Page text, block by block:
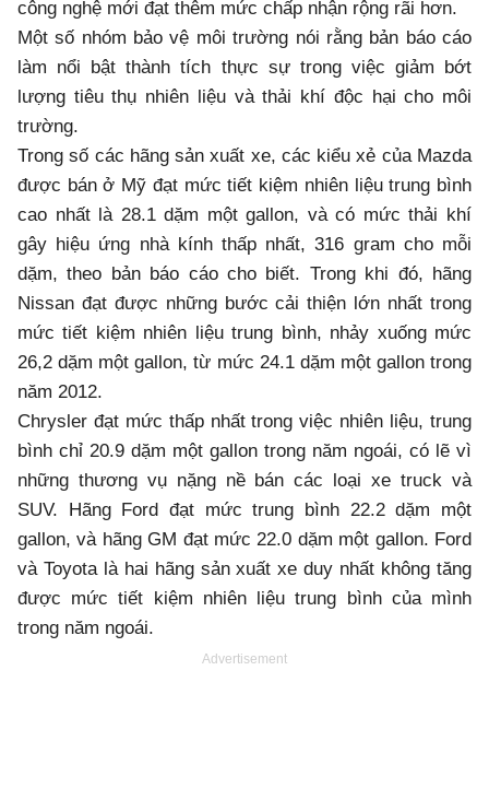
công nghệ mới đạt thêm mức chấp nhận rộng rãi hơn.
Một số nhóm bảo vệ môi trường nói rằng bản báo cáo
làm nổi bật thành tích thực sự trong việc giảm bớt
lượng tiêu thụ nhiên liệu và thải khí độc hại cho môi
trường.
Trong số các hãng sản xuất xe, các kiểu xẻ của Mazda
được bán ở Mỹ đạt mức tiết kiệm nhiên liệu trung bình
cao nhất là 28.1 dặm một gallon, và có mức thải khí
gây hiệu ứng nhà kính thấp nhất, 316 gram cho mỗi
dặm, theo bản báo cáo cho biết. Trong khi đó, hãng
Nissan đạt được những bước cải thiện lớn nhất trong
mức tiết kiệm nhiên liệu trung bình, nhảy xuống mức
26,2 dặm một gallon, từ mức 24.1 dặm một gallon trong
năm 2012.
Chrysler đạt mức thấp nhất trong việc nhiên liệu, trung
bình chỉ 20.9 dặm một gallon trong năm ngoái, có lẽ vì
những thương vụ nặng nề bán các loại xe truck và
SUV. Hãng Ford đạt mức trung bình 22.2 dặm một
gallon, và hãng GM đạt mức 22.0 dặm một gallon. Ford
và Toyota là hai hãng sản xuất xe duy nhất không tăng
được mức tiết kiệm nhiên liệu trung bình của mình
trong năm ngoái.
Advertisement